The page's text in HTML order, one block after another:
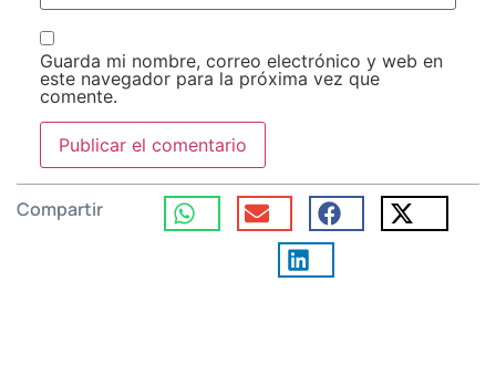
Guarda mi nombre, correo electrónico y web en
este navegador para la próxima vez que
comente.
Compartir